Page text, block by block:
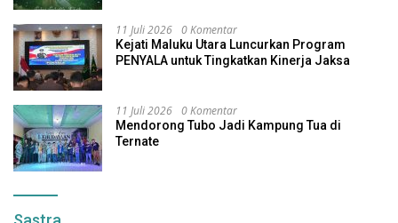
11 Juli 2026 0 Komentar
Kejati Maluku Utara Luncurkan Program
PENYALA untuk Tingkatkan Kinerja Jaksa
11 Juli 2026 0 Komentar
Mendorong Tubo Jadi Kampung Tua di
Ternate